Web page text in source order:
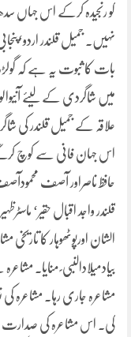
کو رنجیدہ کرکے اس جہاں
نہیں۔ جمیل قلندر
بات کا ثبوت یہ ہے کہ
میں شاگردی کے لیئے
اس جہان فانی سے کوچ
حافظ ناصراور آصف
قلندر واجد اقبال حقیر‘
الشان اورپوٹھوہار کا
بیادمیلادالنبی ؐ منایا۔
مشاعرہ جاری رہا۔ مشاعرہ کی
کی۔ اس مشاعرہ کی صدارت